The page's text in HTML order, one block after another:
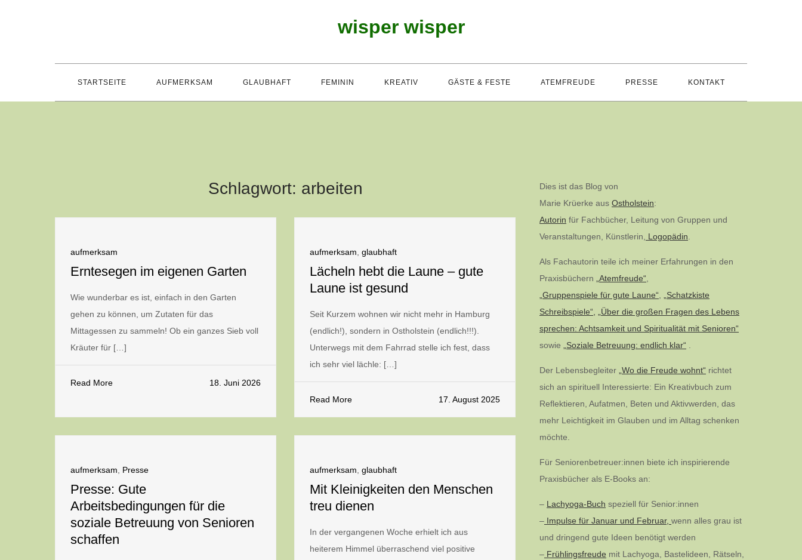
wisper wisper
STARTSEITE AUFMERKSAM GLAUBHAFT FEMININ KREATIV GÄSTE & FESTE ATEMFREUDE PRESSE KONTAKT
Schlagwort: arbeiten
aufmerksam
Erntesegen im eigenen Garten
Wie wunderbar es ist, einfach in den Garten
gehen zu können, um Zutaten für das
Mittagessen zu sammeln! Ob ein ganzes Sieb voll
Kräuter für […]
Read More 18. Juni 2026
aufmerksam glaubhaft
Lächeln hebt die Laune – gute
Laune ist gesund
Seit Kurzem wohnen wir nicht mehr in Hamburg
(endlich!), sondern in Ostholstein (endlich!!!).
Unterwegs mit dem Fahrrad stelle ich fest, dass
ich sehr viel lächle: […]
Read More 17. August 2025
aufmerksam Presse
Presse: Gute
Arbeitsbedingungen für die
soziale Betreuung von Senioren
schaffen
aufmerksam glaubhaft
Mit Kleinigkeiten den Menschen
treu dienen
In der vergangenen Woche erhielt ich aus
heiterem Himmel überraschend viel positive
Dies ist das Blog von
Marie Krüerke aus Ostholstein:
Autorin für Fachbücher, Leitung von Gruppen und
Veranstaltungen, Künstlerin,
Logopädin
Als Fachautorin teile ich meiner Erfahrungen in den
Praxisbüchern
„Atemfreude“
„Gruppenspiele für gute Laune“
„Schatzkiste
Schreibspiele“,
„Über die großen Fragen des Lebens
sprechen: Achtsamkeit und Spiritualität mit Senioren“
sowie
„Soziale Betreuung: endlich klar“
Der Lebensbegleiter „Wo die Freude wohnt“ richtet
sich an spirituell Interessierte: Ein Kreativbuch zum
Reflektieren, Aufatmen, Beten und Aktivwerden, das
mehr Leichtigkeit im Glauben und im Alltag schenken
möchte.
Für Seniorenbetreuer:innen biete ich inspirierende
Praxisbücher als E-Books an:
– Lachyoga-Buch speziell für Senior:innen
– Impulse für Januar und Februar, wenn alles grau ist
und dringend gute Ideen benötigt werden
– Frühlingsfreude mit Lachyoga, Bastelideen, Rätseln,